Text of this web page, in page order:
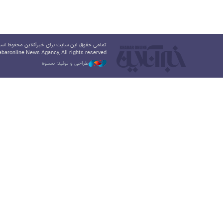
تمامی حقوق این سایت برای خبرآنلاین محفوظ
News Agancy, All rights reserved
طراحی و تولید: نستوه